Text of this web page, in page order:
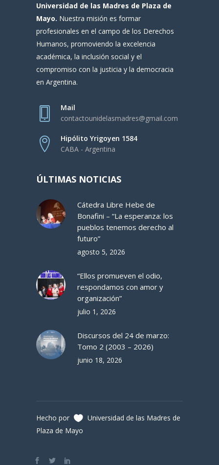
Universidad de las Madres de Plaza de
Mayo. Nuestra misión es formar
profesionales en el campo de los Derechos
Humanos, promoviendo la excelencia
académica, la inclusión social y el
compromiso con la justicia y la democracia
en Argentina.
Mail
contactounidelasmadres@gmail.com
Hipólito Yrigoyen 1584
CABA - Argentina
ÚLTIMAS NOTICIAS
Cátedra Libre Hebe de
Bonafini – “La esperanza: los
pueblos tenemos derecho al
futuro”
agosto 5, 2026
“Ellos promueven el odio,
respondamos con amor y
organización”
julio 1, 2026
Discursos del 24 de marzo:
Tomo 2 (2003 – 2026)
junio 18, 2026
Hecho por
Universidad de las Madres de
Plaza de Mayo